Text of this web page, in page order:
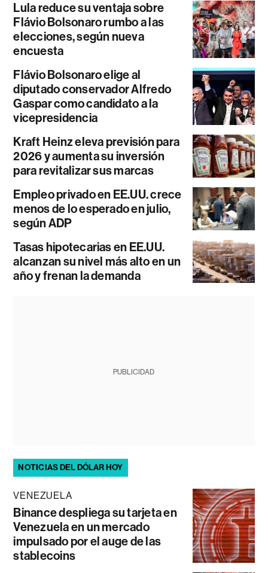
Lula reduce su ventaja sobre
Flávio Bolsonaro rumbo a las
elecciones, según nueva
encuesta
Flávio Bolsonaro elige al
diputado conservador Alfredo
Gaspar como candidato a la
vicepresidencia
Kraft Heinz eleva previsión para
2026 y aumenta su inversión
para revitalizar sus marcas
Empleo privado en EE.UU. crece
menos de lo esperado en julio,
según ADP
Tasas hipotecarias en EE.UU.
alcanzan su nivel más alto en un
año y frenan la demanda
PUBLICIDAD
NOTICIAS DEL DÓLAR HOY
VENEZUELA
Binance despliega su tarjeta en
Venezuela en un mercado
impulsado por el auge de las
stablecoins